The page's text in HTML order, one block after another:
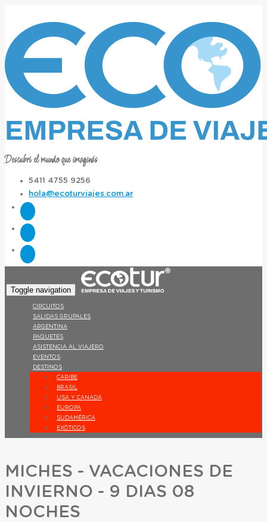
Descubrí el mundo que imaginás
5411 4755 9256
hola@ecoturviajes.com.ar
Toggle navigation
CIRCUITOS
SALIDAS GRUPALES
ARGENTINA
PAQUETES
ASISTENCIA AL VIAJERO
EVENTOS
DESTINOS
CARIBE
BRASIL
USA Y CANADÁ
EUROPA
SUDAMÉRICA
EXÓTICOS
MICHES - VACACIONES DE
INVIERNO - 9 DIAS 08
NOCHES